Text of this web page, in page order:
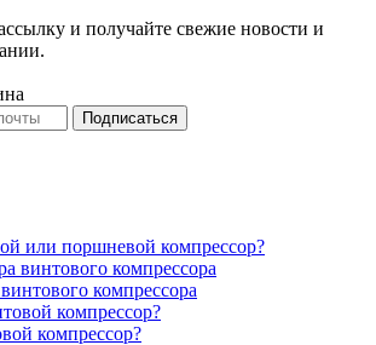
и получайте свежие новости и
или поршневой компрессор?
компрессора
компрессор?